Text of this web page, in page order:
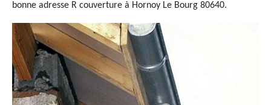
bonne adresse R couverture à Hornoy Le Bourg 80640.